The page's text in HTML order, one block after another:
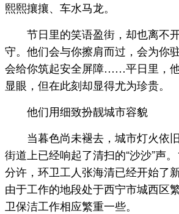
熙熙攘攘、车水马龙。
节日里的笑语盈街，却也离不
守。他们会与你擦肩而过，会为你
会给你筑起安全屏障……平日里，
显眼，但在此刻却显得尤为珍贵。
他们用细致扮靓城市容貌
当暮色尚未褪去，城市灯火依
街道上已经响起了清扫的“沙沙”声
分许，环卫工人张海清已经开始了
由于工作的地段处于西宁市城西区
卫保洁工作相应繁重一些。